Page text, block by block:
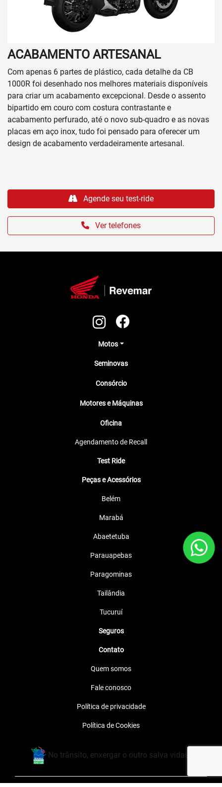
ACABAMENTO ARTESANAL
Com apenas 6 partes de plástico, cada detalhe da CB
1000R foi desenhado nos melhores materiais disponíveis
para criar um acabamento excepcional. Desde o assento
bipartido em couro com costura contrastante e
acabamento perfurado, até o novo sub-quadro e as novas
placas em aço inox, tudo foi pensado para oferecer um
design de acabamento verdadeiramente artesanal.
Ver telefones
Agende seu test-ride
Motos
Seminovas
Consórcio
Motores e Máquinas
Oficina
Agendamento de Recall
Test Ride
Peças e Acessórios
Belém
Marabá
Abaetetuba
Parauapebas
Paragominas
Tailândia
Tucuruí
Seguros
Contato
Quem somos
Fale conosco
Política de privacidade
Política de Cookies
No trânsito, enxergar o outro salva vidas.